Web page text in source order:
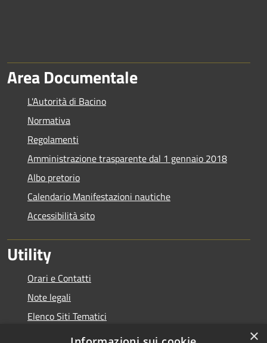
Area Documentale
L'Autorità di Bacino
Normativa
Regolamenti
Amministrazione trasparente dal 1 gennaio 2018
Albo pretorio
Calendario Manifestazioni nautiche
Accessibilità sito
Utility
Orari e Contatti
Note legali
Elenco Siti Tematici
×